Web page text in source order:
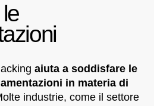
aiuta a soddisfare le
in materia di
industrie, come il settore